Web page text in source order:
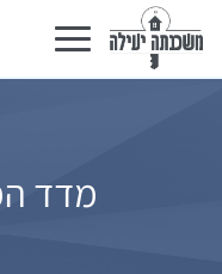
Basculer
la
navigation
מדד